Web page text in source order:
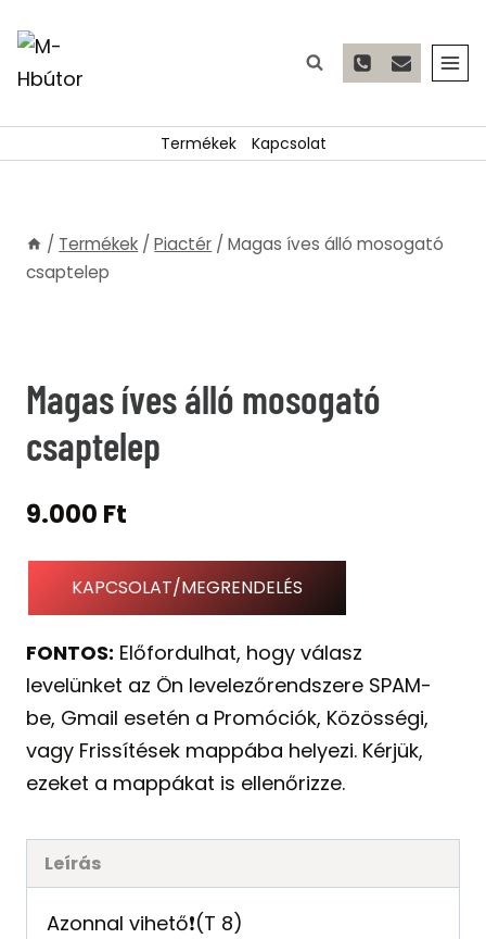
to
content
Termékek Kapcsolat
/ Termékek / Piactér / Magas íves álló mosogató
csaptelep
Magas íves álló mosogató
csaptelep
9.000 Ft
KAPCSOLAT/MEGRENDELÉS
FONTOS: Előfordulhat, hogy válasz
levelünket az Ön levelezőrendszere SPAM-
be, Gmail esetén a Promóciók, Közösségi,
vagy Frissítések mappába helyezi. Kérjük,
ezeket a mappákat is ellenőrizze.
Leírás
Azonnal vihető❗️(T 8)